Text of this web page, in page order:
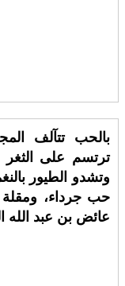
بالحب تتآلف
ترتسم على الثغر
وتشدو الطيور
حب جرداء،
عائض بن عبد الله